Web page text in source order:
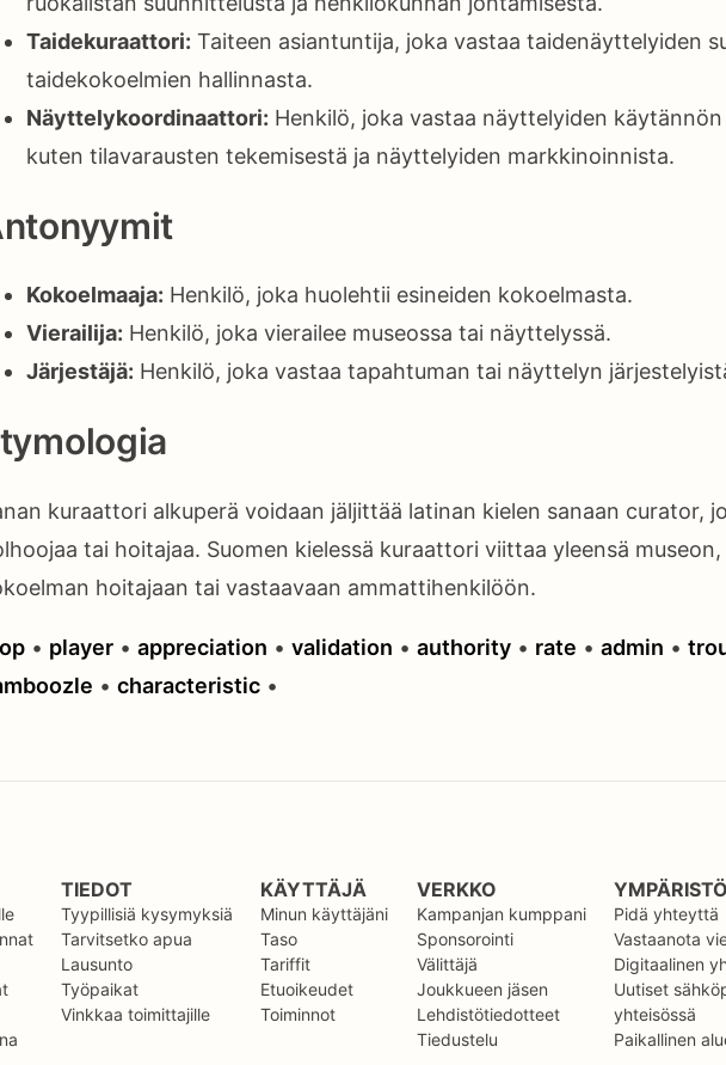
Taidekuraattori: Taiteen asiantuntija, joka vastaa taidenäyttelyiden
taidekokoelmien hallinnasta.
Näyttelykoordinaattori: Henkilö, joka vastaa näyttelyiden
kuten tilavarausten tekemisestä ja näyttelyiden markkinoinnista.
Kokoelmaaja: Henkilö, joka huolehtii esineiden kokoelmasta.
Vierailija: Henkilö, joka vierailee museossa tai näyttelyssä.
Järjestäjä: Henkilö, joka vastaa tapahtuman tai näyttelyn
kuraattori alkuperä voidaan jäljittää latinan kielen sanaan curator,
tai hoitajaa. Suomen kielessä kuraattori viittaa yleensä
hoitajaan tai vastaavaan ammattihenkilöön.
• player • appreciation • validation • authority • rate • admin •
• characteristic •
TIEDOT
Tyypillisiä kysymyksiä
Tarvitsetko apua
Lausunto
Työpaikat
Vinkkaa toimittajille
KÄYTTÄJÄ
Minun käyttäjäni
Taso
Tariffit
Etuoikeudet
Toiminnot
VERKKO
Kampanjan kumppani
Sponsorointi
Välittäjä
Joukkueen jäsen
Lehdistötiedotteet
Tiedustelu
YMPÄRISTÖ
Pidä yhteyttä
Vastaanota
Digitaalinen
Uutiset
yhteisössä
Paikallinen